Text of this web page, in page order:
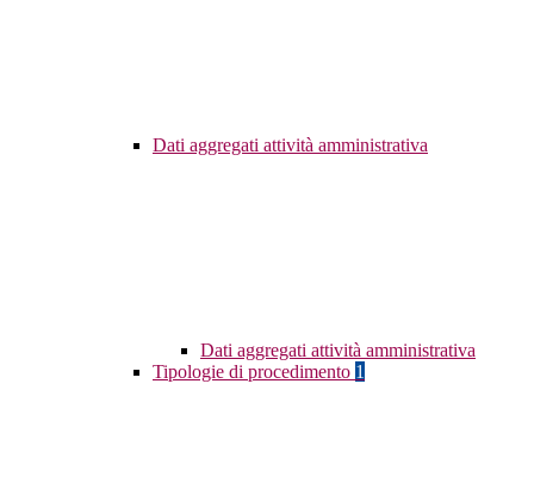
Dati aggregati attività amministrativa
Dati aggregati attività amministrativa
Tipologie di procedimento 1